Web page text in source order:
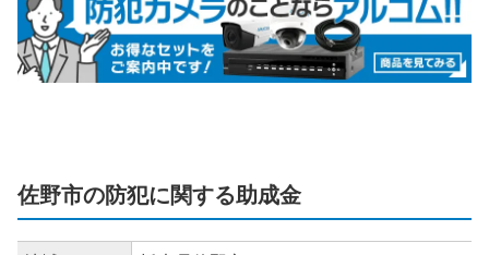
佐野市の防犯に関する助成金